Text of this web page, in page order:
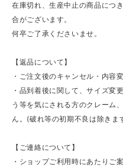
在庫切れ、生産中止の商品につ
合がございます。
何卒ご了承くださいませ。
【返品について】
・ご注文後のキャンセル・内容
・品到着後に関して、サイズ変
う等を気にされる方のクレーム
ん。(破れ等の初期不良は除きま
【ご連絡について】
・ショップご利用時にあたりご